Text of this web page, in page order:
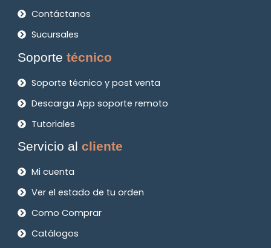
Contáctanos
Sucursales
Soportetécnico
Soporte técnico y post venta
Descarga App soporte remoto
Tutoriales
Servicio alcliente
Mi cuenta
Ver el estado de tu orden
Como Comprar
Catálogos